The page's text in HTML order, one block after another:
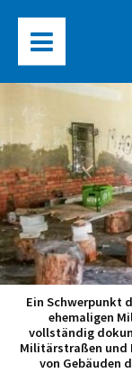
Ein Schwerpunkt
ehemaligen
vollständig
Militärstraßen und
von Gebäuden